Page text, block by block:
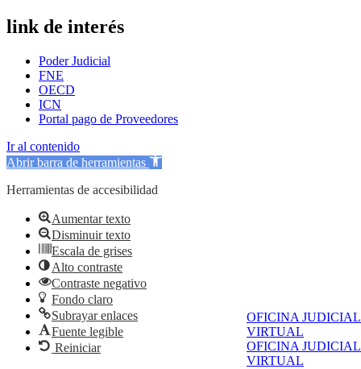
OFICINA JUDICIAL
VIRTUAL
OFICINA JUDICIAL
VIRTUAL
link de interés
Poder Judicial
FNE
OECD
ICN
Portal pago de Proveedores
Ir al contenido
Abrir barra de herramientas
Herramientas de accesibilidad
Aumentar texto
Disminuir texto
Escala de grises
Alto contraste
Contraste negativo
Fondo claro
Subrayar enlaces
Fuente legible
Reiniciar